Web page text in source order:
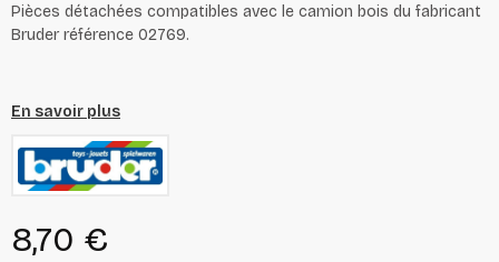
Pièces détachées compatibles avec le camion bois du fabricant
Bruder référence 02769.
En savoir plus
8,70 €